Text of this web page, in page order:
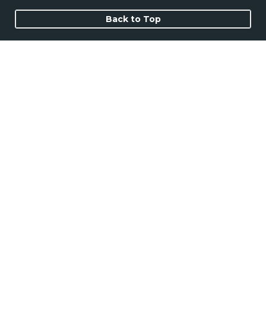
Back to Top